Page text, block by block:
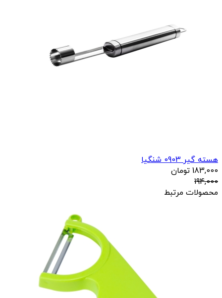
هسته گیر 0903 شنگیا
183,000 تومان
194,000
محصولات مرتبط